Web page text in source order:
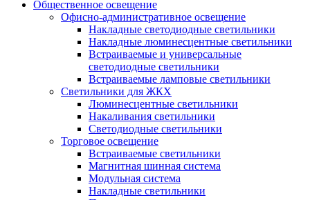
Общественное освещение
Офисно-административное освещение
Накладные светодиодные светильники
Накладные люминесцентные светильники
Встраиваемые и универсальные
светодиодные светильники
Встраиваемые ламповые светильники
Светильники для ЖКХ
Люминесцентные светильники
Накаливания светильники
Светодиодные светильники
Торговое освещение
Встраиваемые светильники
Магнитная шинная система
Модульная система
Накладные светильники